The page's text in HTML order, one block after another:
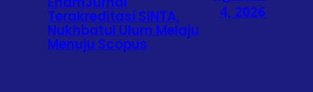
Terakreditasi SINTA,
Nukhbatul Ulum Melaju
Menuju Scopus
4, 2026